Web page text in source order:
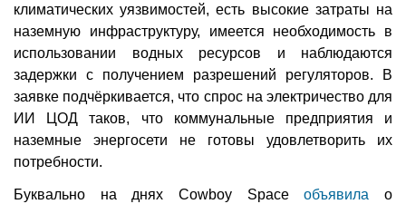
климатических уязвимостей, есть высокие затраты на
наземную инфраструктуру, имеется необходимость в
использовании водных ресурсов и наблюдаются
задержки с получением разрешений регуляторов. В
заявке подчёркивается, что спрос на электричество для
ИИ ЦОД таков, что коммунальные предприятия и
наземные энергосети не готовы удовлетворить их
потребности.
Буквально на днях Cowboy Spaceобъявила о